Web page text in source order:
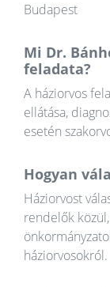
Budapest
Mi Dr.
feladata?
A háziorvos
ellátása,
esetén
Hogyan
Háziorvost
rendelők
háziorvosokról.